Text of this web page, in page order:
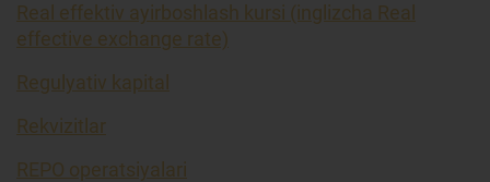
Real effektiv ayirboshlash kursi (inglizcha Real
effective exchange rate)
Regulyativ kapital
Rekvizitlar
REPO operatsiyalari